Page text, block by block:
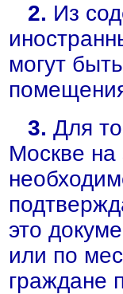
2. Из
могут
3. Для
Москве на
это
или по
граждане